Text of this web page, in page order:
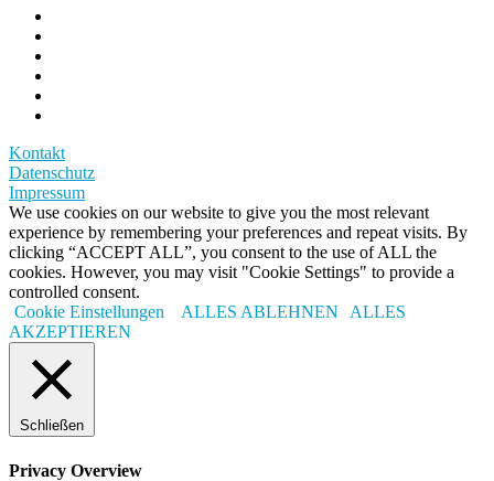
Kontakt
Datenschutz
Impressum
We use cookies on our website to give you the most relevant
experience by remembering your preferences and repeat visits. By
clicking “ACCEPT ALL”, you consent to the use of ALL the
cookies. However, you may visit "Cookie Settings" to provide a
controlled consent.
Cookie Einstellungen
ALLES ABLEHNEN
ALLES
AKZEPTIEREN
Schließen
Privacy Overview